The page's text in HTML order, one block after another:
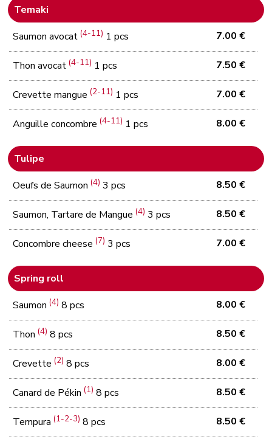
Temaki
Saumon avocat(4-11) 1 pcs 7.00 €
Thon avocat(4-11) 1 pcs 7.50 €
Crevette mangue(2-11) 1 pcs 7.00 €
Anguille concombre(4-11) 1 pcs 8.00 €
Tulipe
Oeufs de Saumon(4) 3 pcs 8.50 €
Saumon, Tartare de Mangue(4) 3 pcs 8.50 €
Concombre cheese(7) 3 pcs 7.00 €
Spring roll
Saumon(4) 8 pcs 8.00 €
Thon(4) 8 pcs 8.50 €
Crevette(2) 8 pcs 8.00 €
Canard de Pékin(1) 8 pcs 8.50 €
Tempura(1-2-3) 8 pcs 8.50 €